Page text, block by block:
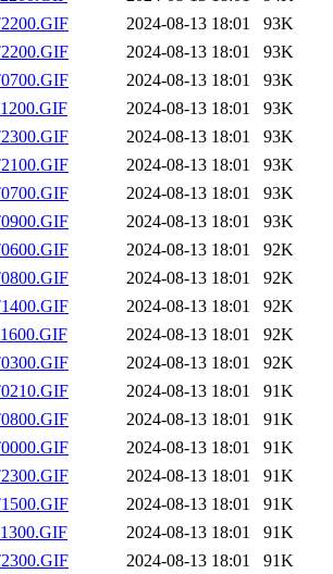
2024-08-13 18:01
93K
2024-08-13 18:01
93K
2024-08-13 18:01
93K
2024-08-13 18:01
93K
2024-08-13 18:01
93K
2024-08-13 18:01
93K
2024-08-13 18:01
93K
2024-08-13 18:01
93K
2024-08-13 18:01
92K
2024-08-13 18:01
92K
2024-08-13 18:01
92K
2024-08-13 18:01
92K
2024-08-13 18:01
92K
2024-08-13 18:01
91K
2024-08-13 18:01
91K
2024-08-13 18:01
91K
2024-08-13 18:01
91K
2024-08-13 18:01
91K
2024-08-13 18:01
91K
2024-08-13 18:01 91K